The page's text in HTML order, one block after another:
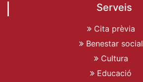
Serveis
Cita prèvia
Benestar social
Cultura
Educació